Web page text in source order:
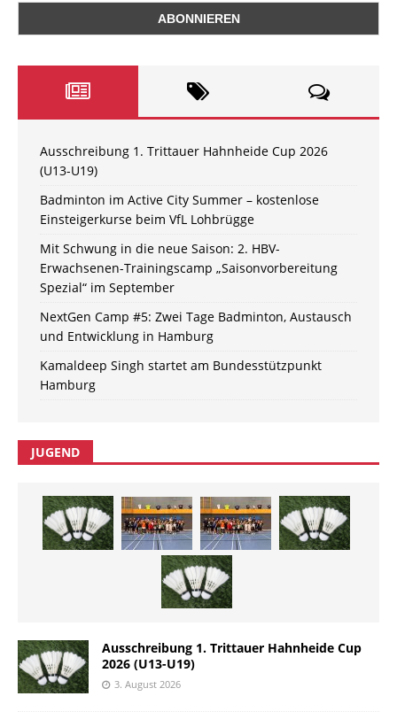
Ausschreibung 1. Trittauer Hahnheide Cup 2026
(U13-U19)
Badminton im Active City Summer – kostenlose
Einsteigerkurse beim VfL Lohbrügge
Mit Schwung in die neue Saison: 2. HBV-
Erwachsenen-Trainingscamp „Saisonvorbereitung
Spezial“ im September
NextGen Camp #5: Zwei Tage Badminton, Austausch
und Entwicklung in Hamburg
Kamaldeep Singh startet am Bundesstützpunkt
Hamburg
JUGEND
Ausschreibung 1. Trittauer Hahnheide Cup
2026 (U13-U19)
3. August 2026